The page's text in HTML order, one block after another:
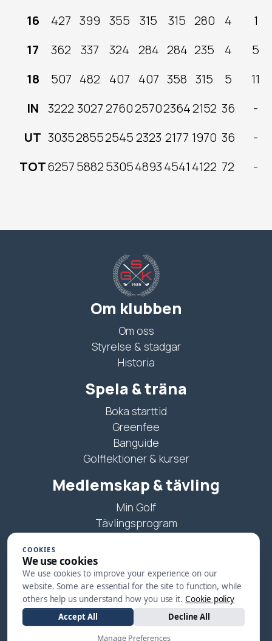
16
427 399 355 315 315 280 4
1
17
362 337 324 284 284 235 4
5
18
507 482 407 407 358 315 5
11
IN 3222 30272760257023642152 36
-
UT 3035285525452323 2177 1970 36
-
TOT62575882530548934541 4122 72 -
Om klubben
Om oss
Styrelse & stadgar
Historia
Spela & träna
Boka starttid
Greenfee
Banguide
Golflektioner & kurser
Medlemskap & tävling
Min Golf
Tävlingsprogram
Öppettider
0303 77 84 70
info@stenungsundgk.se
COOKIES
We use cookies
We use cookies to improve your experience on our
website. Some are essential for the site to function, while
others help us understand how you use it. Cookie policy
Accept All
Decline All
Manage Preferences